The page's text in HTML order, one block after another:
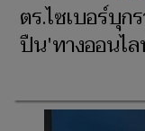
ตร.ไซเบอร์บุก
ปืน'ทางออนไ